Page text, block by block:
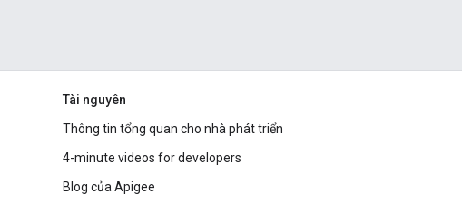
Tài nguyên
Thông tin tổng quan cho nhà phát triển
4-minute videos for developers
Blog của Apigee